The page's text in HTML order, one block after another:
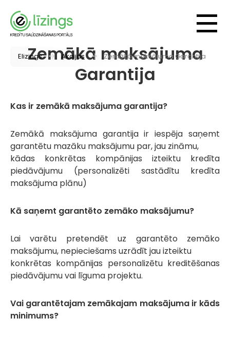
Elizings Akcijas Zemākā maksājuma Garantija
Zemākā maksājuma
Garantija
Kas ir zemākā maksājuma garantija?
Zemākā maksājuma garantija ir iespēja saņemt
garantētu mazāku maksājumu par, jau zināmu,
kādas konkrētas kompānijas izteiktu kredīta
piedāvājumu (personalizēti sastādītu kredīta
maksājuma plānu)
Kā saņemt garantēto zemāko maksājumu?
Lai varētu pretendēt uz garantēto zemāko
maksājumu, nepieciešams uzrādīt jau izteiktu
konkrētas kompānijas personalizētu kreditēšanas
piedāvājumu vai līguma projektu.
Vai garantētajam zemākajam maksājuma ir kāds
minimums?